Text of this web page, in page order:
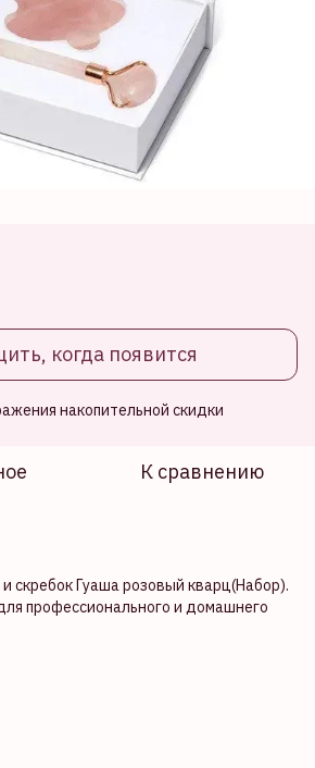
когда появится
накопительной скидки
К сравнению
скребок Гуаша розовый кварц(Набор).
профессионального и домашнего